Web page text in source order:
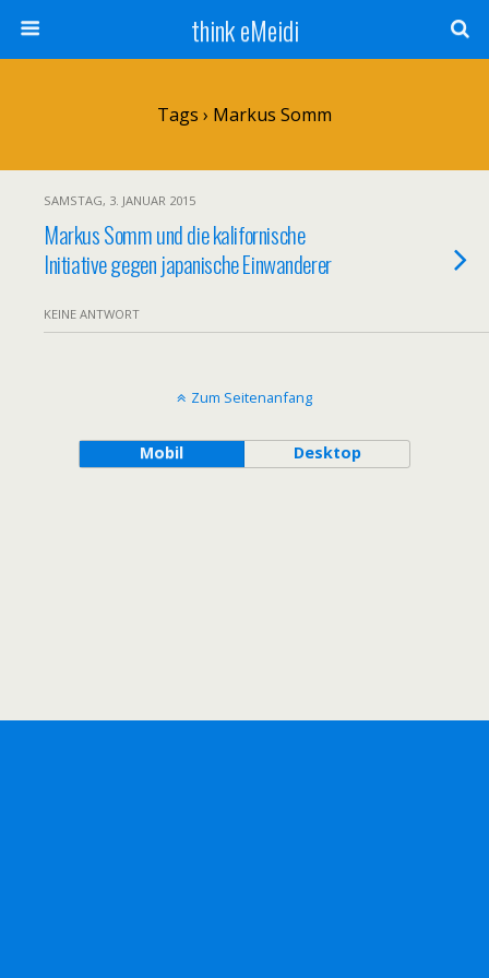
think eMeidi
Tags › Markus Somm
SAMSTAG, 3. JANUAR 2015
Markus Somm und die kalifornische
Initiative gegen japanische Einwanderer
KEINE ANTWORT
Zum Seitenanfang
Mobil Desktop